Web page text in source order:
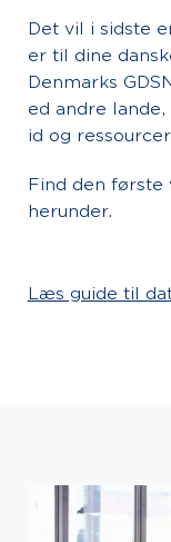
Det vil i sidste
er til dine
Denmarks
ed andre
id og
Find den første
herunder.
Læs guide til